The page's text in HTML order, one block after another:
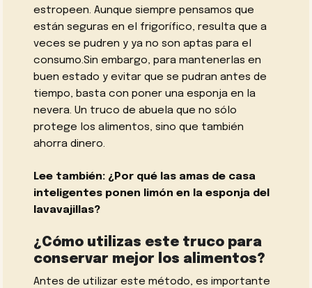
estropeen. Aunque siempre pensamos que
están seguras en el frigorífico, resulta que a
veces se pudren y ya no son aptas para el
consumo.Sin embargo, para mantenerlas en
buen estado y evitar que se pudran antes de
tiempo, basta con poner una esponja en la
nevera. Un truco de abuela que no sólo
protege los alimentos, sino que también
ahorra dinero.
Lee también: ¿Por qué las amas de casa
inteligentes ponen limón en la esponja del
lavavajillas?
¿Cómo utilizas este truco para
conservar mejor los alimentos?
Antes de utilizar este método, es importante